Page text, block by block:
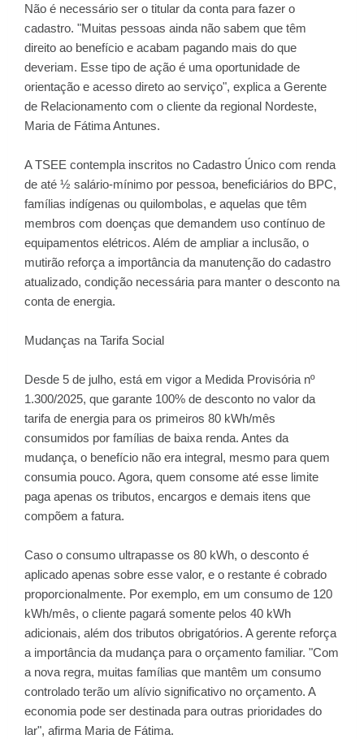
Não é necessário ser o titular da conta para fazer o
cadastro. "Muitas pessoas ainda não sabem que têm
direito ao benefício e acabam pagando mais do que
deveriam. Esse tipo de ação é uma oportunidade de
orientação e acesso direto ao serviço", explica a Gerente
de Relacionamento com o cliente da regional Nordeste,
Maria de Fátima Antunes.
A TSEE contempla inscritos no Cadastro Único com renda
de até ½ salário-mínimo por pessoa, beneficiários do BPC,
famílias indígenas ou quilombolas, e aquelas que têm
membros com doenças que demandem uso contínuo de
equipamentos elétricos. Além de ampliar a inclusão, o
mutirão reforça a importância da manutenção do cadastro
atualizado, condição necessária para manter o desconto na
conta de energia.
Mudanças na Tarifa Social
Desde 5 de julho, está em vigor a Medida Provisória nº
1.300/2025, que garante 100% de desconto no valor da
tarifa de energia para os primeiros 80 kWh/mês
consumidos por famílias de baixa renda. Antes da
mudança, o benefício não era integral, mesmo para quem
consumia pouco. Agora, quem consome até esse limite
paga apenas os tributos, encargos e demais itens que
compõem a fatura.
Caso o consumo ultrapasse os 80 kWh, o desconto é
aplicado apenas sobre esse valor, e o restante é cobrado
proporcionalmente. Por exemplo, em um consumo de 120
kWh/mês, o cliente pagará somente pelos 40 kWh
adicionais, além dos tributos obrigatórios. A gerente reforça
a importância da mudança para o orçamento familiar. "Com
a nova regra, muitas famílias que mantêm um consumo
controlado terão um alívio significativo no orçamento. A
economia pode ser destinada para outras prioridades do
lar", afirma Maria de Fátima.